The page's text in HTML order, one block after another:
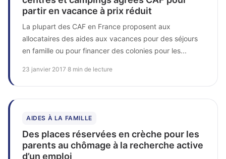
partir en vacance à prix réduit
La plupart des CAF en France proposent aux
allocataires des aides aux vacances pour des séjours
en famille ou pour financer des colonies pour les...
23 janvier 2017 8 min de lecture
AIDES À LA FAMILLE
Des places réservées en crèche pour les
parents au chômage à la recherche active
d’un emploi